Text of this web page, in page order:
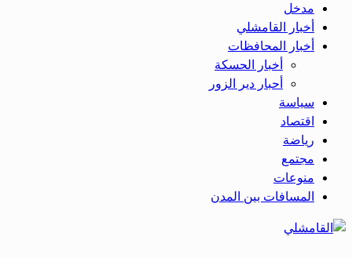
مدخل
أخبار القامشلي
أخبار المحافظات
أخبار الحسكة
أحبار دير الزور
سياسة
اقتصاد
رياضة
مجتمع
منوعات
المسافات بين المدن